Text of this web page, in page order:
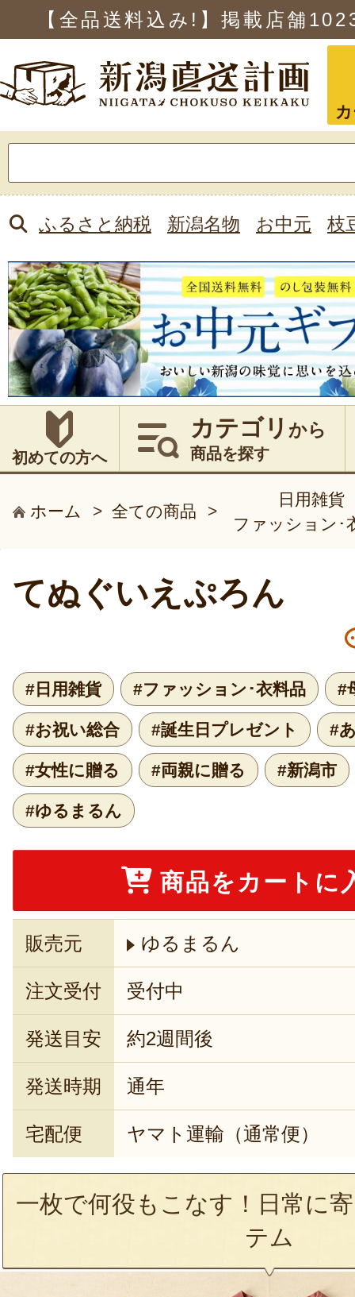
【全品送料込み!】掲載店舗
索:
ふるさと納税 新潟名物 お中元 枝
初めての方へ
カテゴリ から
商品を探す
ホーム > 全ての商品 >
日用雑貨
ファッション･
てぬぐいえぷろん
#日用雑貨 #ファッション･衣料品 #
#お祝い総合 #誕生日プレゼント #
#女性に贈る #両親に贈る #新潟市
#ゆるまるん
商品をカートに
販売元 ゆるまるん
注文受付 受付中
発送目安 約2週間後
発送時期 通年
宅配便 ヤマト運輸（通常便）
一枚で何役もこなす！日常に
テム